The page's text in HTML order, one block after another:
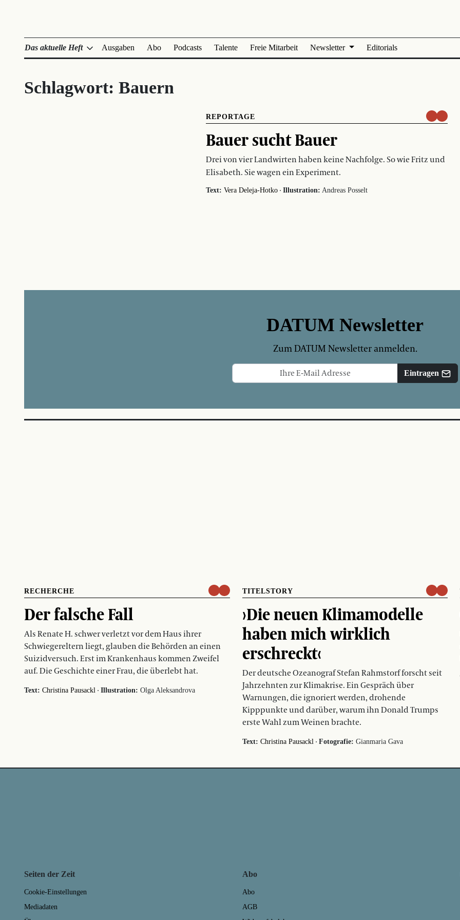
Das aktuelle Heft Ausgaben Abo Podcasts Talente Freie Mitarbeit Newsletter Editorials
Schlagwort: Bauern
REPORTAGE
Bauer sucht Bauer
Drei von vier Landwirten haben keine Nachfolge. So wie Fritz und
Elisabeth. Sie wagen ein Experiment.
Text: Vera Deleja-Hotko· Illustration: Andreas Posselt
DATUM Newsletter
Zum DATUM Newsletter anmelden.
Eintragen
RECHERCHE
Der falsche Fall
Als Renate H. schwer verletzt vor dem Haus ihrer
Schwiegereltern liegt, glauben die Behörden an einen
Suizidversuch. Erst im Krankenhaus kommen Zweifel
auf. Die Geschichte einer Frau, die überlebt hat.
Text: Christina Pausackl · Illustration: Olga Aleksandrova
TITELSTORY
›Die neuen Klimamodelle
haben mich wirklich
erschreckt‹
Der deutsche Ozeanograf Stefan Rahmstorf forscht seit
Jahrzehnten zur Klimakrise. Ein Gespräch über
Warnungen, die ignoriert werden, drohende
Kipppunkte und darüber, warum ihn Donald Trumps
erste Wahl zum Weinen brachte.
Text: Christina Pausackl· Fotografie: Gianmaria Gava
Seiten der Zeit
Cookie-Einstellungen
Mediadaten
Abo
Abo
AGB